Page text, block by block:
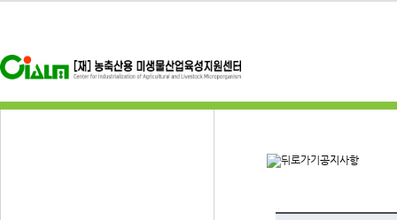
공지사항